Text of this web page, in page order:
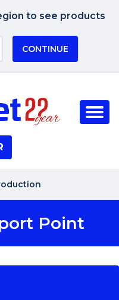
to see products
CONTINUE
Point